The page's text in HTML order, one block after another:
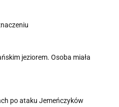
jeziorem. Osoba miała
po ataku Jemeńczyków